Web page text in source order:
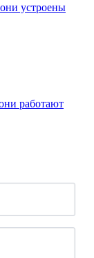
устроены
работают